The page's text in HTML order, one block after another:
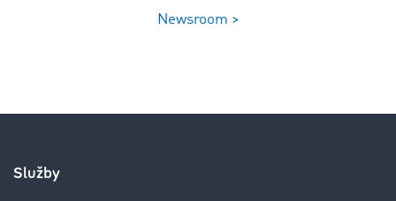
Newsroom >
Služby